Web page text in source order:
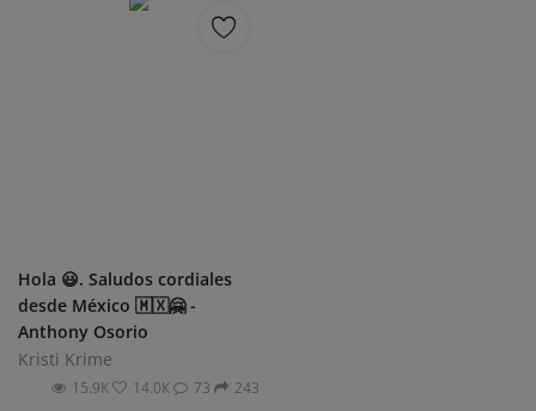
Hola 😃. Saludos cordiales
desde México 🇲🇽🤗 -
Anthony Osorio
Kristi Krime
15.9К 14.0К 73 243